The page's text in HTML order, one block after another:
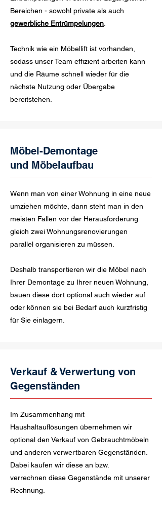
Bereichen - sowohl private als auch
gewerbliche Entrümpelungen
Technik wie ein Möbellift ist vorhanden,
sodass unser Team effizient arbeiten kann
und die Räume schnell wieder für die
nächste Nutzung oder Übergabe
bereitstehen.
Möbel-Demontage
und Möbelaufbau
Wenn man von einer Wohnung in eine neue
umziehen möchte, dann steht man in den
meisten Fällen vor der Herausforderung
gleich zwei Wohnungsrenovierungen
parallel organisieren zu müssen.
Deshalb transportieren wir die Möbel nach
Ihrer Demontage zu Ihrer neuen Wohnung,
bauen diese dort optional auch wieder auf
oder können sie bei Bedarf auch kurzfristig
für Sie einlagern.
Verkauf & Verwertung von
Gegenständen
Im Zusammenhang mit
Haushaltauflösungen übernehmen wir
optional den Verkauf von Gebrauchtmöbeln
und anderen verwertbaren Gegenständen.
Dabei kaufen wir diese an bzw.
verrechnen diese Gegenstände mit unserer
Rechnung.